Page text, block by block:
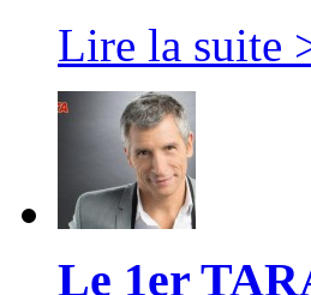
Lire la suite
Le 1er